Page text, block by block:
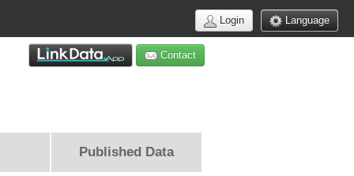
Language
Login
Contact
Published Data